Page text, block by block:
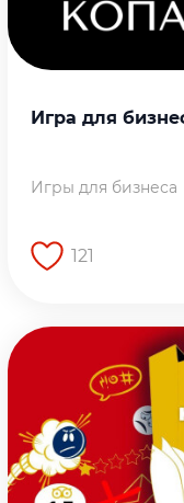
Игра для
Игры для бизнеса
121